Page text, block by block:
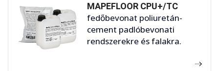
MAPEFLOOR CPU+/TC
fedőbevonat poliuretán-
cement padlóbevonati
rendszerekre és falakra.